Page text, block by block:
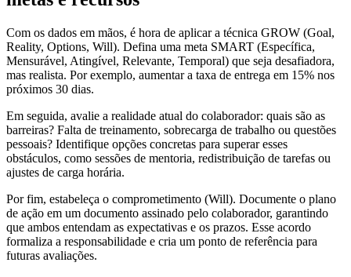
Com os dados em mãos, é hora de aplicar a técnica GROW (Goal,
Reality, Options, Will). Defina uma meta SMART (Específica,
Mensurável, Atingível, Relevante, Temporal) que seja desafiadora,
mas realista. Por exemplo, aumentar a taxa de entrega em 15% nos
próximos 30 dias.
Em seguida, avalie a realidade atual do colaborador: quais são as
barreiras? Falta de treinamento, sobrecarga de trabalho ou questões
pessoais? Identifique opções concretas para superar esses
obstáculos, como sessões de mentoria, redistribuição de tarefas ou
ajustes de carga horária.
Por fim, estabeleça o comprometimento (Will). Documente o plano
de ação em um documento assinado pelo colaborador, garantindo
que ambos entendam as expectativas e os prazos. Esse acordo
formaliza a responsabilidade e cria um ponto de referência para
futuras avaliações.